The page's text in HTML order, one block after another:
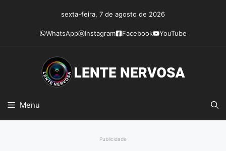
conteúdo
sexta-feira, 7 de agosto de 2026
WhatsApp Instagram Facebook YouTube
Menu
Publicidade